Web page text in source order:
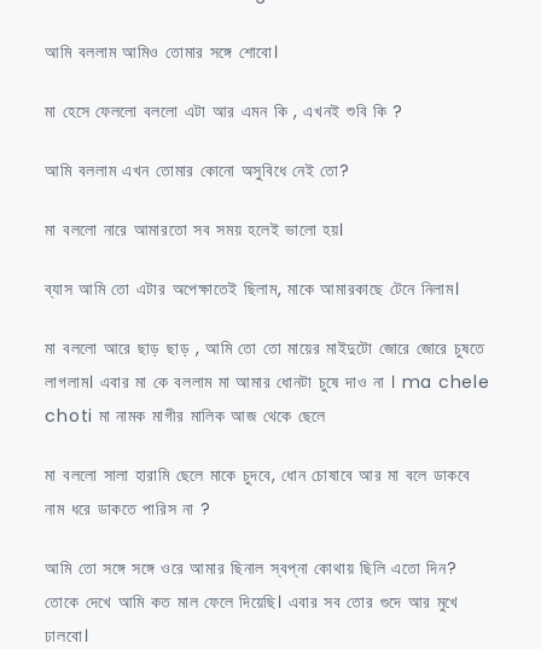
আমি বললাম আমিও তোমার সঙ্গে শোবো।
মা হেসে ফেললো বললো এটা আর এমন কি , এখনই শুবি কি ?
আমি বললাম এখন তোমার কোনো অসুবিধে নেই তো?
মা বললো নারে আমারতো সব সময় হলেই ভালো হয়।
ব্যাস আমি তো এটার অপেক্ষাতেই ছিলাম, মাকে আমারকাছে টেনে নিলাম।
মা বললো আরে ছাড় ছাড় , আমি তো তো মায়ের মাইদুটো জোরে জোরে চুষতে
লাগলাম। এবার মা কে বললাম মা আমার ধোনটা চুষে দাও না । ma chele
choti মা নামক মাগীর মালিক আজ থেকে ছেলে
মা বললো সালা হারামি ছেলে মাকে চুদবে, ধোন চোষাবে আর মা বলে ডাকবে
নাম ধরে ডাকতে পারিস না ?
আমি তো সঙ্গে সঙ্গে ওরে আমার ছিনাল স্বপ্না কোথায় ছিলি এতো দিন?
তোকে দেখে আমি কত মাল ফেলে দিয়েছি। এবার সব তোর গুদে আর মুখে
ঢালবো।